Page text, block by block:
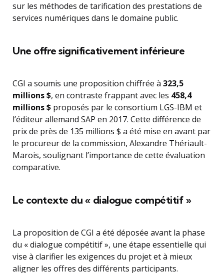
sur les méthodes de tarification des prestations de
services numériques dans le domaine public.
Une offre significativement inférieure
CGI a soumis une proposition chiffrée à 323,5
millions $, en contraste frappant avec les 458,4
millions $ proposés par le consortium LGS-IBM et
l’éditeur allemand SAP en 2017. Cette différence de
prix de près de 135 millions $ a été mise en avant par
le procureur de la commission, Alexandre Thériault-
Marois, soulignant l’importance de cette évaluation
comparative.
Le contexte du « dialogue compétitif »
La proposition de CGI a été déposée avant la phase
du « dialogue compétitif », une étape essentielle qui
vise à clarifier les exigences du projet et à mieux
aligner les offres des différents participants.